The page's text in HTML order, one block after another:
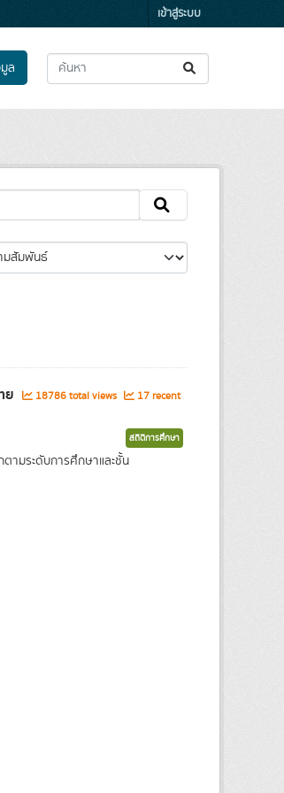
เข้าสู่ระบบ
ล
ย 18786 total views
17 recent
สถิติการศึกษา
ตามระดับการศึกษาและชั้น